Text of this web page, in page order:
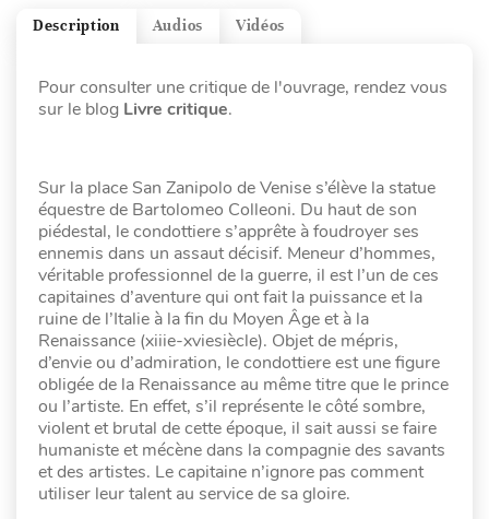
Vidéos
Audios
Description
Pour consulter une critique de l'ouvrage, rendez vous
sur le blog Livre critique.
Sur la place San Zanipolo de Venise s’élève la statue
équestre de Bartolomeo Colleoni. Du haut de son
piédestal, le condottiere s’apprête à foudroyer ses
ennemis dans un assaut décisif. Meneur d’hommes,
véritable professionnel de la guerre, il est l’un de ces
capitaines d’aventure qui ont fait la puissance et la
ruine de l’Italie à la fin du Moyen Âge et à la
Renaissance (xiiie-xviesiècle). Objet de mépris,
d’envie ou d’admiration, le condottiere est une figure
obligée de la Renaissance au même titre que le prince
ou l’artiste. En effet, s’il représente le côté sombre,
violent et brutal de cette époque, il sait aussi se faire
humaniste et mécène dans la compagnie des savants
et des artistes. Le capitaine n’ignore pas comment
utiliser leur talent au service de sa gloire.